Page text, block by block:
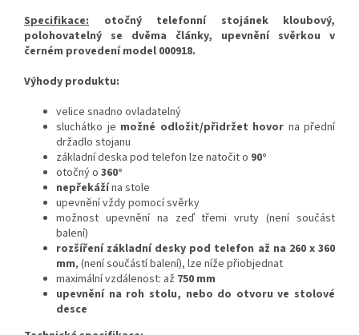
Specifikace: otočný telefonní stojánek kloubový,
polohovatelný se dvěma články, upevnění svěrkou v
černém provedení model 000918.
Výhody produktu:
velice snadno ovladatelný
sluchátko je možné odložit/přidržet hovor na přední
držadlo stojanu
základní deska pod telefon lze natočit o 90°
otočný o 360°
nepřekážína stole
upevnění vždy pomocí svěrky
možnost upevnění na zeď třemi vruty (není součást
balení)
rozšíření základní desky pod telefon až na 260 x 360
mm, (není součástí balení), lze níže přiobjednat
maximální vzdálenost: až 750 mm
upevnění na roh stolu, nebo do otvoru ve stolové
desce